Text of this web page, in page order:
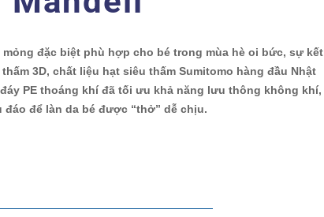
mỏng đặc biệt phù hợp cho bé trong mùa hè oi bức, sự kết
3D, chất liệu hạt siêu thấm Sumitomo hàng đầu Nhật
PE thoáng khí đã tối ưu khả năng lưu thông không khí,
đáo để làn da bé được “thở” dễ chịu.